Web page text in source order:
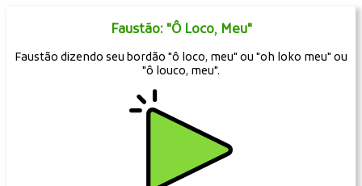
Faustão: "Ô Loco, Meu"
Faustão dizendo seu bordão "ô loco, meu" ou "oh loko meu" ou
"ô louco, meu".